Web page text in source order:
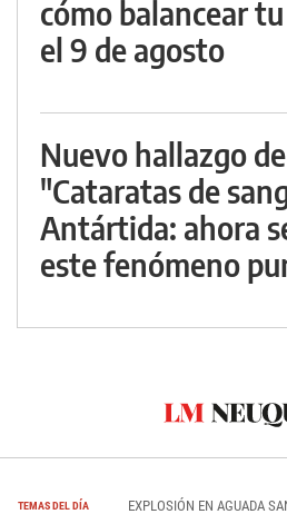
cómo balancear
el 9 de agosto
Nuevo hallazgo
"Cataratas de
Antártida: ahora
este fenómeno
TEMAS DEL DÍA EXPLOSIÓN EN AGUADA